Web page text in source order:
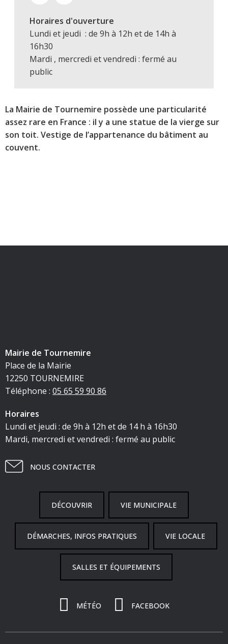
Horaires d'ouverture
Lundi et jeudi : de 9h à 12h et de 14h à
16h30
Mardi , mercredi et vendredi : fermé au
public
La Mairie de Tournemire possède une particularité
assez rare en France : il y a une statue de la vierge sur
son toit. Vestige de l’appartenance du bâtiment au
couvent.
Mairie de Tournemire
Place de la Mairie
12250 TOURNEMIRE
Téléphone : 05 65 59 90 86
Horaires
Lundi et jeudi : de 9h à 12h et de 14 h à 16h30
Mardi, mercredi et vendredi : fermé au public
NOUS CONTACTER
DÉCOUVRIR VIE MUNICIPALE
DÉMARCHES, INFOS PRATIQUES VIE LOCALE
SALLES ET ÉQUIPEMENTS
MÉTÉO FACEBOOK